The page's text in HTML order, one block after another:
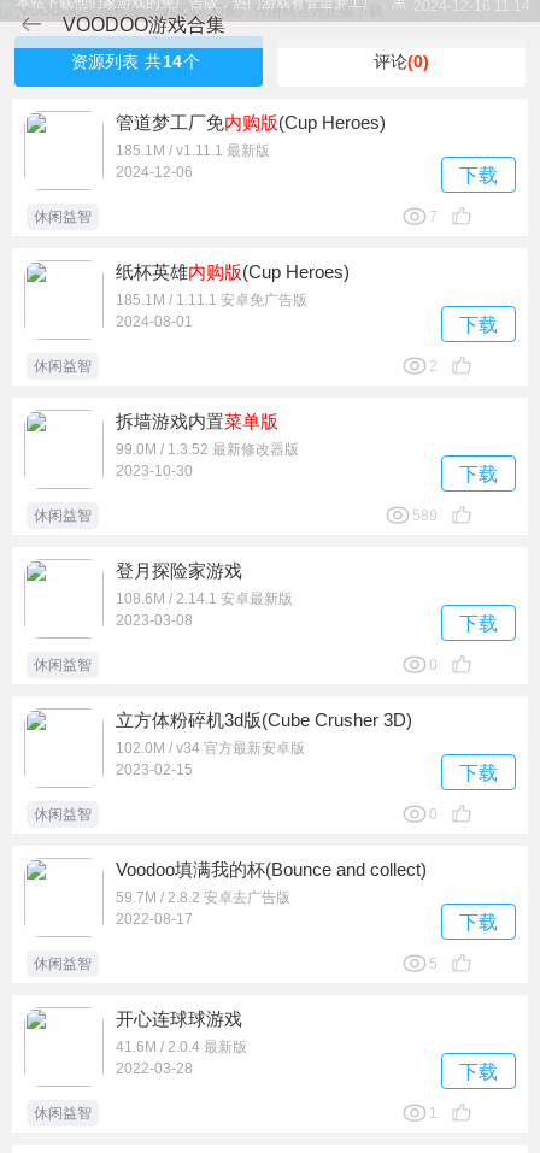
VOODOO游戏合集
洞大作战，屋顶棍棍侠，画个腿快跑等，这些游戏都是益智类
游戏，抖音上面的火热小游戏。
2024-12-16 11:14
资源列表 共14个 评论(0)
管道梦工厂免内购版(Cup Heroes)
185.1M / v1.11.1 最新版
2024-12-06
下载
休闲益智 7
纸杯英雄内购版(Cup Heroes)
185.1M / 1.11.1 安卓免广告版
2024-08-01
下载
休闲益智 2
拆墙游戏内置菜单版
99.0M / 1.3.52 最新修改器版
2023-10-30
下载
休闲益智 589
登月探险家游戏
108.6M / 2.14.1 安卓最新版
2023-03-08
下载
休闲益智 0
立方体粉碎机3d版(Cube Crusher 3D)
102.0M / v34 官方最新安卓版
2023-02-15
下载
休闲益智 0
Voodoo填满我的杯(Bounce and collect)
59.7M / 2.8.2 安卓去广告版
2022-08-17
下载
休闲益智 5
开心连球球游戏
41.6M / 2.0.4 最新版
2022-03-28
下载
休闲益智 1